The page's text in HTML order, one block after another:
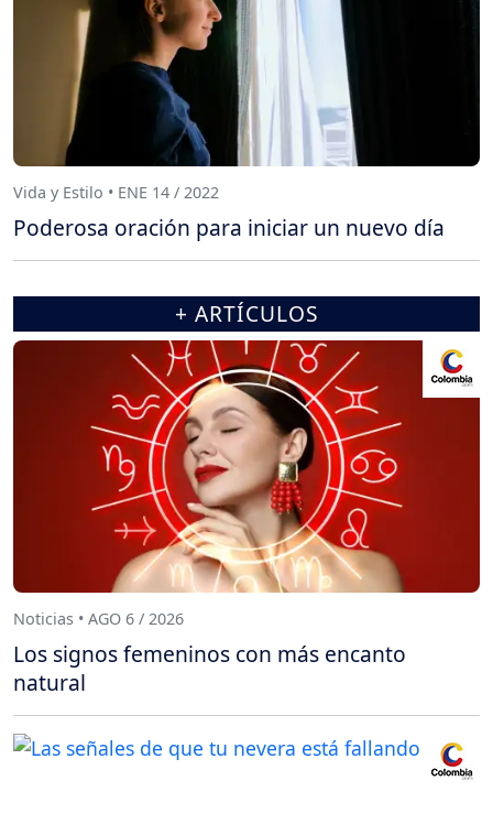
Vida y Estilo • ENE 14 / 2022
Poderosa oración para iniciar un nuevo día
+ ARTÍCULOS
Noticias • AGO 6 / 2026
Los signos femeninos con más encanto
natural